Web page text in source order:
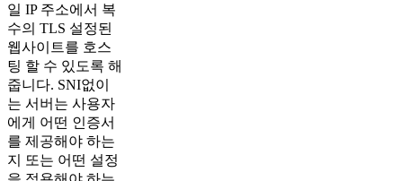
일 IP 주소에서 복
수의 TLS 설정된
웹사이트를 호스
팅 할 수 있도록 해
줍니다. SNI없이
는 서버는 사용자
에게 어떤 인증서
를 제공해야 하는
지 또는 어떤 설정